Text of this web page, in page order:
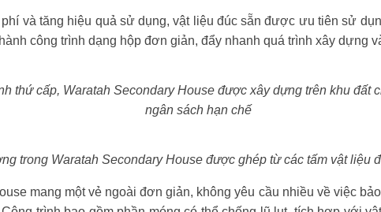
và tăng hiệu quả sử dụng, vật liệu đúc sẵn được ưu tiên sử
công trình dạng hộp đơn giản, đẩy nhanh quá trình xây dựng
thứ cấp, Waratah Secondary House được xây dựng trên khu đất
ngân sách hạn chế
trong Waratah Secondary House được ghép từ các tấm vật liệu
mang một vẻ ngoài đơn giản, không yêu cầu nhiều về việc